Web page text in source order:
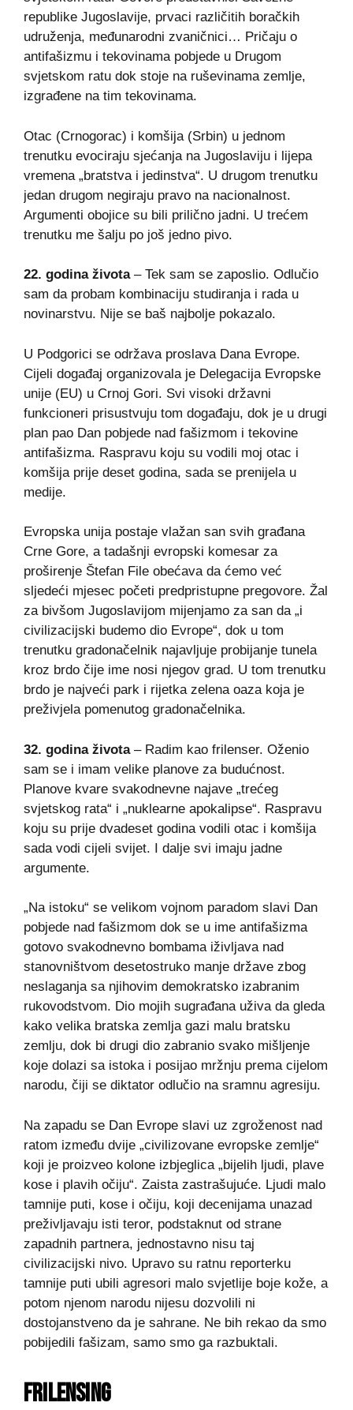
republike Jugoslavije, prvaci različitih boračkih
udruženja, međunarodni zvaničnici… Pričaju o
antifašizmu i tekovinama pobjede u Drugom
svjetskom ratu dok stoje na ruševinama zemlje,
izgrađene na tim tekovinama.
Otac (Crnogorac) i komšija (Srbin) u jednom
trenutku evociraju sjećanja na Jugoslaviju i lijepa
vremena „bratstva i jedinstva“. U drugom trenutku
jedan drugom negiraju pravo na nacionalnost.
Argumenti obojice su bili prilično jadni. U trećem
trenutku me šalju po još jedno pivo.
22. godina života – Tek sam se zaposlio. Odlučio
sam da probam kombinaciju studiranja i rada u
novinarstvu. Nije se baš najbolje pokazalo.
U Podgorici se održava proslava Dana Evrope.
Cijeli događaj organizovala je Delegacija Evropske
unije (EU) u Crnoj Gori. Svi visoki državni
funkcioneri prisustvuju tom događaju, dok je u drugi
plan pao Dan pobjede nad fašizmom i tekovine
antifašizma. Raspravu koju su vodili moj otac i
komšija prije deset godina, sada se prenijela u
medije.
Evropska unija postaje vlažan san svih građana
Crne Gore, a tadašnji evropski komesar za
proširenje Štefan File obećava da ćemo već
sljedeći mjesec početi predpristupne pregovore. Žal
za bivšom Jugoslavijom mijenjamo za san da „i
civilizacijski budemo dio Evrope“, dok u tom
trenutku gradonačelnik najavljuje probijanje tunela
kroz brdo čije ime nosi njegov grad. U tom trenutku
brdo je najveći park i rijetka zelena oaza koja je
preživjela pomenutog gradonačelnika.
32. godina života – Radim kao frilenser. Oženio
sam se i imam velike planove za budućnost.
Planove kvare svakodnevne najave „trećeg
svjetskog rata“ i „nuklearne apokalipse“. Raspravu
koju su prije dvadeset godina vodili otac i komšija
sada vodi cijeli svijet. I dalje svi imaju jadne
argumente.
„Na istoku“ se velikom vojnom paradom slavi Dan
pobjede nad fašizmom dok se u ime antifašizma
gotovo svakodnevno bombama iživljava nad
stanovništvom desetostruko manje države zbog
neslaganja sa njihovim demokratsko izabranim
rukovodstvom. Dio mojih sugrađana uživa da gleda
kako velika bratska zemlja gazi malu bratsku
zemlju, dok bi drugi dio zabranio svako mišljenje
koje dolazi sa istoka i posijao mržnju prema cijelom
narodu, čiji se diktator odlučio na sramnu agresiju.
Na zapadu se Dan Evrope slavi uz zgroženost nad
ratom između dvije „civilizovane evropske zemlje“
koji je proizveo kolone izbjeglica „bijelih ljudi, plave
kose i plavih očiju“. Zaista zastrašujuće. Ljudi malo
tamnije puti, kose i očiju, koji decenijama unazad
preživljavaju isti teror, podstaknut od strane
zapadnih partnera, jednostavno nisu taj
civilizacijski nivo. Upravo su ratnu reporterku
tamnije puti ubili agresori malo svjetlije boje kože, a
potom njenom narodu nijesu dozvolili ni
dostojanstveno da je sahrane. Ne bih rekao da smo
pobijedili fašizam, samo smo ga razbuktali.
FRILENSING